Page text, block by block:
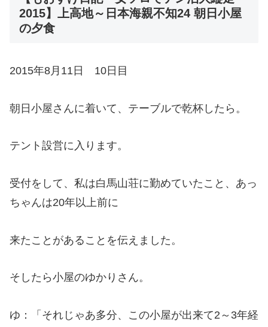
2015】上高地～日本海親不知24 朝日小屋
の夕食
2015年8月11日 10日目
朝日小屋さんに着いて、テーブルで乾杯したら。
テント設営に入ります。
受付をして、私は白馬山荘に勤めていたこと、あっ
ちゃんは20年以上前に
来たことがあることを伝えました。
そしたら小屋のゆかりさん。
ゆ：「それじゃあ多分、この小屋が出来て2～3年経